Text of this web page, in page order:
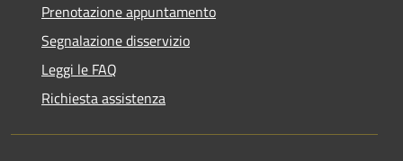
Prenotazione appuntamento
Segnalazione disservizio
Leggi le FAQ
Richiesta assistenza